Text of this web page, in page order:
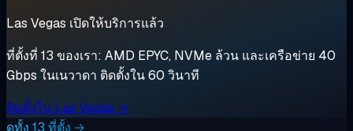
Las Vegas เปิดให้บริการแล้ว
ที่ตั้งที่ 13 ของเรา: AMD EPYC, NVMe ล้วน และเครือข่าย 40
Gbps ในเนวาดา ติดตั้งใน 60 วินาที
ติดตั้งใน Las Vegas →
ดูทั้ง 13 ที่ตั้ง →